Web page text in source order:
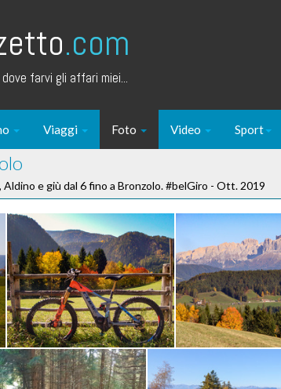
.com
farvi gli affari miei...
Viaggi Foto Video Sport
e giù dal 6 fino a Bronzolo. #belGiro - Ott. 2019